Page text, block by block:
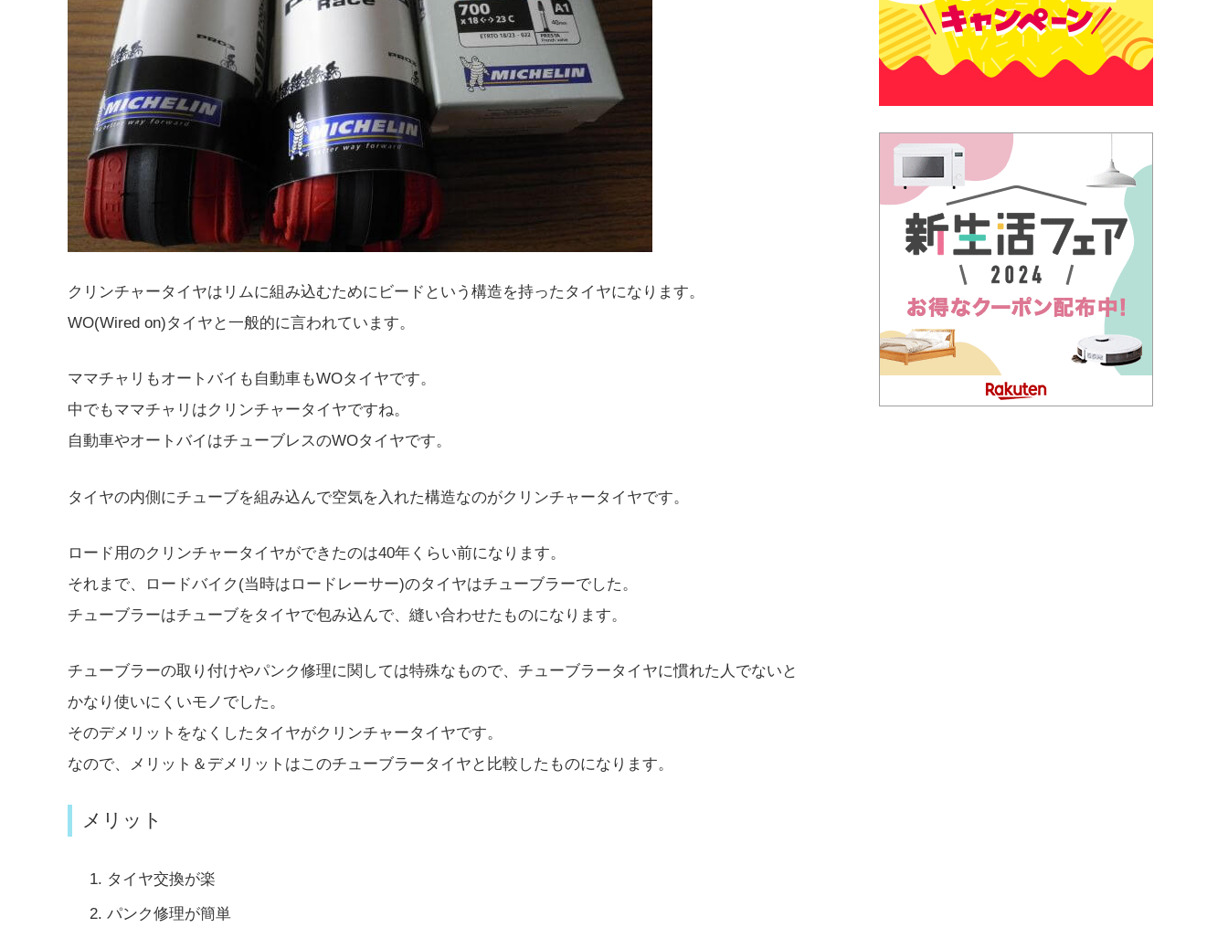
クリンチャータイヤはリムに組み込むためにビードという構造を持ったタイヤになります。
WO(Wired on)タイヤと一般的に言われています。
ママチャリもオートバイも自動車もWOタイヤです。
中でもママチャリはクリンチャータイヤですね。
自動車やオートバイはチューブレスのWOタイヤです。
タイヤの内側にチューブを組み込んで空気を入れた構造なのがクリンチャータイヤです。
ロード用のクリンチャータイヤができたのは40年くらい前になります。
それまで、ロードバイク(当時はロードレーサー)のタイヤはチューブラーでした。
チューブラーはチューブをタイヤで包み込んで、縫い合わせたものになります。
チューブラーの取り付けやパンク修理に関しては特殊なもので、チューブラータイヤに慣れた人でないと
かなり使いにくいモノでした。
そのデメリットをなくしたタイヤがクリンチャータイヤです。
なので、メリット＆デメリットはこのチューブラータイヤと比較したものになります。
メリット
タイヤ交換が楽
パンク修理が簡単